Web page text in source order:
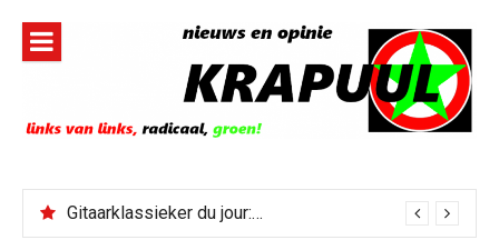
inhoud
Gitaarklassieker du jour: Paris, Texas/Cold Was The Night, Hard Was The Ground